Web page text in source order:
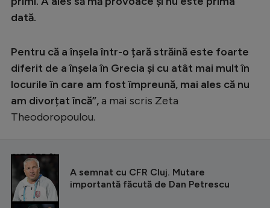
dată.
Pentru că a înșela într-o țară străină este foarte
diferit de a înșela în Grecia și cu atât mai mult în
locurile în care am fost împreună, mai ales că nu
am divorțat încă”,a mai scris Zeta
Theodoropoulou.
CITEȘTE ȘI
A semnat cu CFR Cluj. Mutare
importantă făcută de Dan Petrescu